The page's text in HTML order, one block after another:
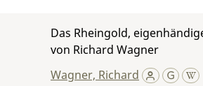
Das Rheingold,
von Richard Wagner
Wagner, Richard